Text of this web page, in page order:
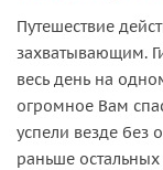
Путешествие
захватывающим.
весь день на
огромное Вам
успели везде без
раньше